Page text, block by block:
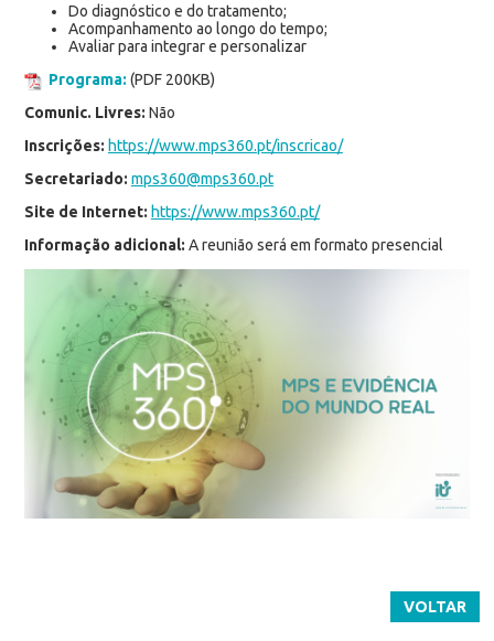
Do diagnóstico e do tratamento;
Acompanhamento ao longo do tempo;
Avaliar para integrar e personalizar
Programa: (PDF 200KB)
Comunic. Livres: Não
Inscrições: https://www.mps360.pt/inscricao/
Secretariado: mps360@mps360.pt
Site de Internet: https://www.mps360.pt/
Informação adicional: A reunião será em formato presencial
VOLTAR